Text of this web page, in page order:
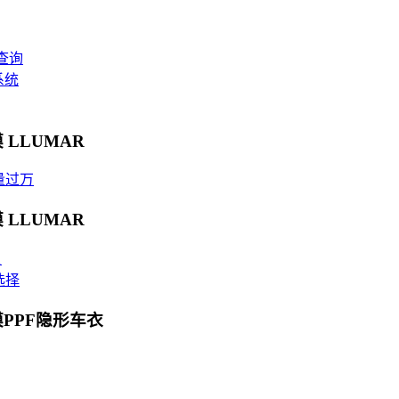
询
统
LLUMAR
过万
LLUMAR
择
隐形车衣